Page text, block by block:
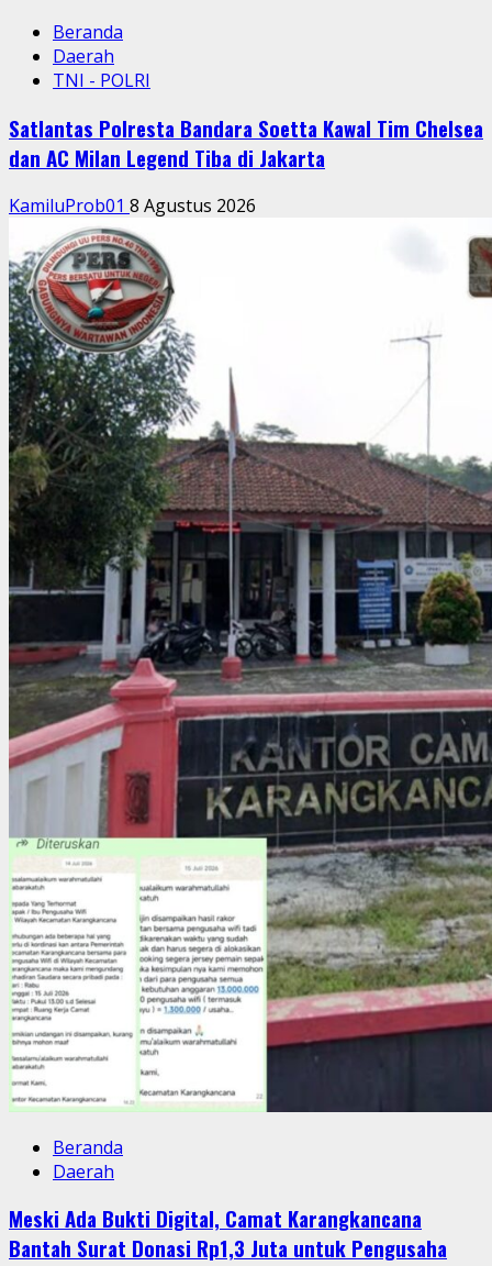
Beranda
Daerah
TNI - POLRI
Satlantas Polresta Bandara Soetta Kawal Tim Chelsea
dan AC Milan Legend Tiba di Jakarta
KamiluProb01 8 Agustus 2026
Beranda
Daerah
Meski Ada Bukti Digital, Camat Karangkancana
Bantah Surat Donasi Rp1,3 Juta untuk Pengusaha